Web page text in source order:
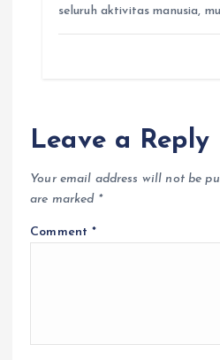
seluruh aktivitas manusia,
Leave a Reply
Your email address will not be
are marked *
Comment*